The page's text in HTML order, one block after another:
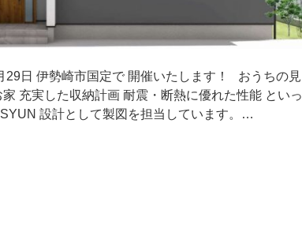
29日 伊勢崎市国定で 開催いたします！ おうちの見
充実した収納計画 耐震・断熱に優れた性能 といっ
設計として製図を担当しています。…